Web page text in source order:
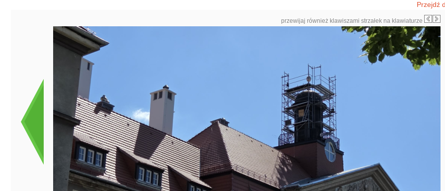
Przejdź
przewijaj również klawiszami strzałek na klawiaturze